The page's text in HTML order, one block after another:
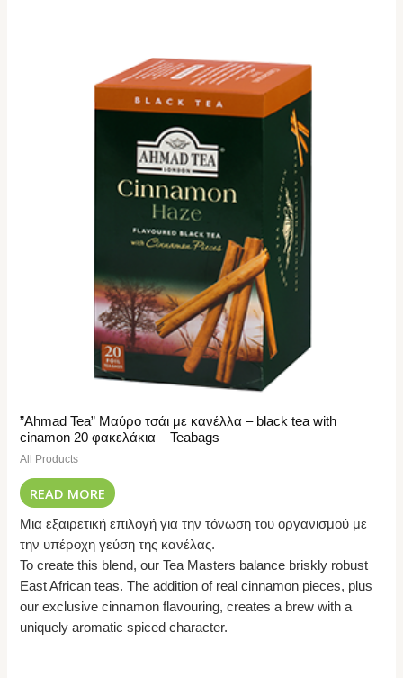
”Ahmad Tea” Μαύρο τσάι με κανέλλα – black tea with
cinamon 20 φακελάκια – Teabags
All Products
READ MORE
Μια εξαιρετική επιλογή για την τόνωση του οργανισμού με
την υπέροχη γεύση της κανέλας.
To create this blend, our Tea Masters balance briskly robust
East African teas. The addition of real cinnamon pieces, plus
our exclusive cinnamon flavouring, creates a brew with a
uniquely aromatic spiced character.